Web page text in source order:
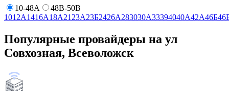
10-48А
48В-50В
1012А1416А18А21 23А23Б2426А283030А33394040А42А46Б
Популярные провайдеры на ул
Совхозная, Всеволожск